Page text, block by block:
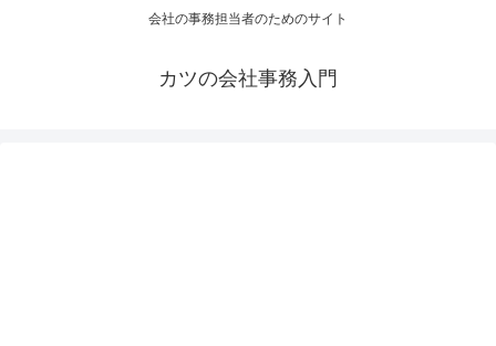
会社の事務担当者のためのサイト
カツの会社事務入門